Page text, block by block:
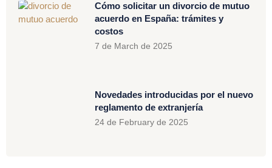
Cómo solicitar un divorcio de mutuo
acuerdo en España: trámites y
costos
7 de March de 2025
Novedades introducidas por el nuevo
reglamento de extranjería
24 de February de 2025